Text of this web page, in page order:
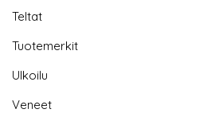
Teltat
Tuotemerkit
Ulkoilu
Veneet